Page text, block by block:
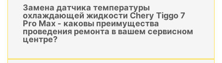
Замена датчика температуры
охлаждающей жидкости Chery Tiggo 7
Pro Max - каковы преимущества
проведения ремонта в вашем сервисном
центре?